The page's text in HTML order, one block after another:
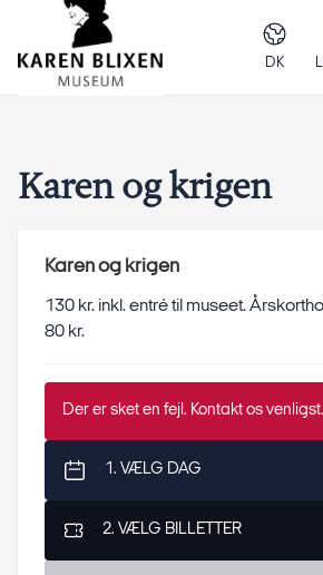
DK
Karen og krigen
Karen og krigen
130 kr. inkl. entré til museet.
80 kr.
Der er sket en fejl. Kontakt os venligst.
1. VÆLG DAG
2. VÆLG BILLETTER